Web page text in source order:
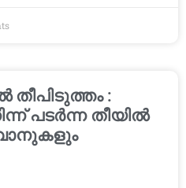
:
പടർന്ന തീയിൽ